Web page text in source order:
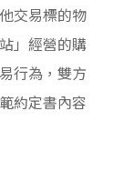
交易標的物
」經營的購
行為，雙方
約定書內容